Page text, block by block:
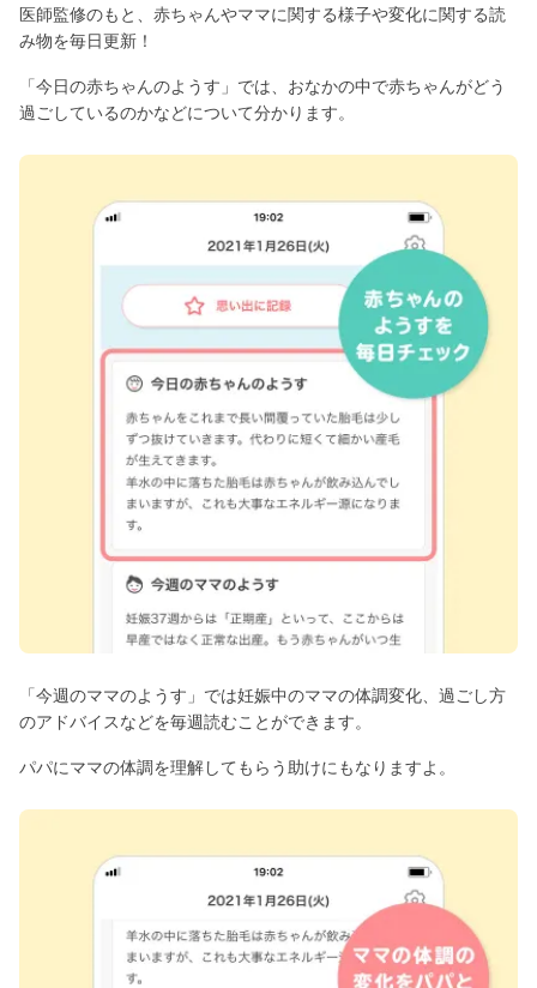
医師監修のもと、赤ちゃんやママに関する様子や変化に関する読
み物を毎日更新！
「今日の赤ちゃんのようす」では、おなかの中で赤ちゃんがどう
過ごしているのかなどについて分かります。
「今週のママのようす」では妊娠中のママの体調変化、過ごし方
のアドバイスなどを毎週読むことができます。
パパにママの体調を理解してもらう助けにもなりますよ。